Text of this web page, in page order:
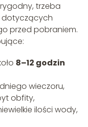
trzeba
dotyczących
przed pobraniem.
8–12 godzin
wieczoru,
obfity,
ilości wody,